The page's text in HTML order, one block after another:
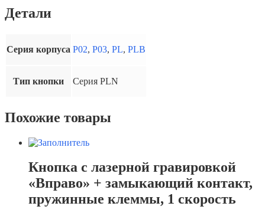
лазерной
замыкающий
клеммы,
Детали
Серия корпуса P02, P03, PL, PLB
Тип кнопки Серия PLN
Похожие товары
Кнопка с лазерной гравировкой
«Вправо» + замыкающий контакт,
пружинные клеммы, 1 скорость